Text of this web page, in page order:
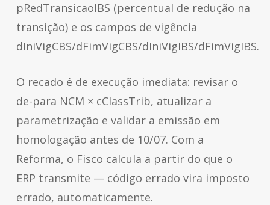
pRedTransicaoIBS (percentual de redução na
transição) e os campos de vigência
dIniVigCBS/dFimVigCBS/dIniVigIBS/dFimVigIBS.
O recado é de execução imediata: revisar o
de-para NCM × cClassTrib, atualizar a
parametrização e validar a emissão em
homologação antes de 10/07. Com a
Reforma, o Fisco calcula a partir do que o
ERP transmite — código errado vira imposto
errado, automaticamente.